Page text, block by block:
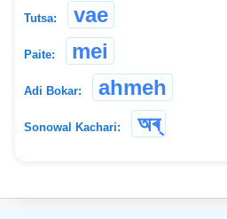
Tutsa: vae
Paite: mei
Adi Bokar: ahmeh
Sonowal Kachari: অৰ্